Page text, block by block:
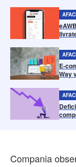
E-
Way
Compania